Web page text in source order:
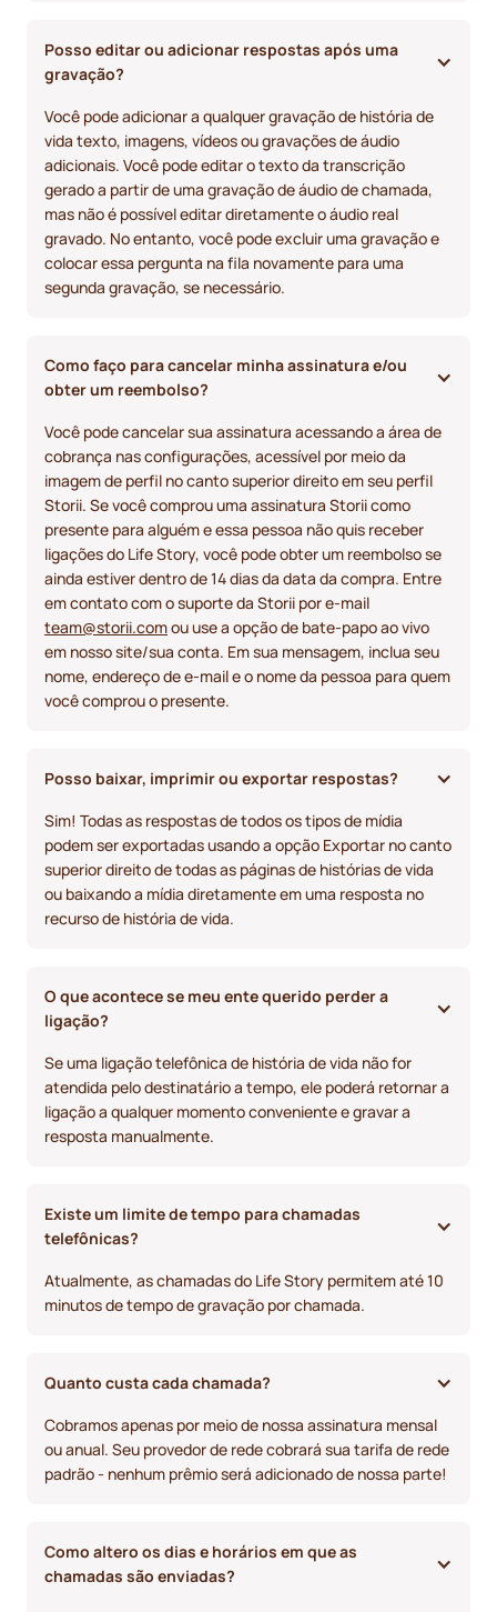
Posso editar ou adicionar respostas após uma
gravação?
Você pode adicionar a qualquer gravação de história de
vida texto, imagens, vídeos ou gravações de áudio
adicionais. Você pode editar o texto da transcrição
gerado a partir de uma gravação de áudio de chamada,
mas não é possível editar diretamente o áudio real
gravado. No entanto, você pode excluir uma gravação e
colocar essa pergunta na fila novamente para uma
segunda gravação, se necessário.
Como faço para cancelar minha assinatura e/ou
obter um reembolso?
Você pode cancelar sua assinatura acessando a área de
cobrança nas configurações, acessível por meio da
imagem de perfil no canto superior direito em seu perfil
Storii. Se você comprou uma assinatura Storii como
presente para alguém e essa pessoa não quis receber
ligações do Life Story, você pode obter um reembolso se
ainda estiver dentro de 14 dias da data da compra. Entre
em contato com o suporte da Storii por e-mail
team@storii.comou use a opção de bate-papo ao vivo
em nosso site/sua conta. Em sua mensagem, inclua seu
nome, endereço de e-mail e o nome da pessoa para quem
você comprou o presente.
Posso baixar, imprimir ou exportar respostas?
Sim! Todas as respostas de todos os tipos de mídia
podem ser exportadas usando a opção Exportar no canto
superior direito de todas as páginas de histórias de vida
ou baixando a mídia diretamente em uma resposta no
recurso de história de vida.
O que acontece se meu ente querido perder a
ligação?
Se uma ligação telefônica de história de vida não for
atendida pelo destinatário a tempo, ele poderá retornar a
ligação a qualquer momento conveniente e gravar a
resposta manualmente.
Existe um limite de tempo para chamadas
telefônicas?
Atualmente, as chamadas do Life Story permitem até 10
minutos de tempo de gravação por chamada.
Quanto custa cada chamada?
Cobramos apenas por meio de nossa assinatura mensal
ou anual. Seu provedor de rede cobrará sua tarifa de rede
padrão - nenhum prêmio será adicionado de nossa parte!
Como altero os dias e horários em que as
chamadas são enviadas?